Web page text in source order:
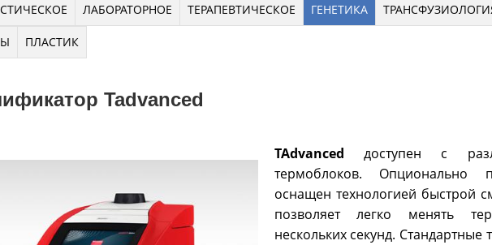
ЛАБОРАТОРНОЕ ТЕРАПЕВТИЧЕСКОЕ ГЕНЕТИКА
ПЛАСТИК
Tadvanced
TAdvanced доступен с
термоблоков.
оснащен технологией быстрой
позволяет легко менять
нескольких секунд.